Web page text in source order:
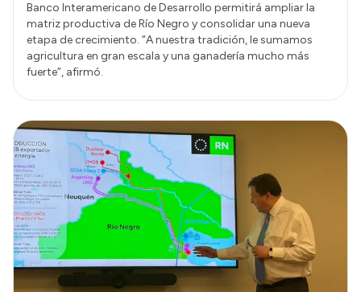
Banco Interamericano de Desarrollo permitirá ampliar la
matriz productiva de Río Negro y consolidar una nueva
etapa de crecimiento. “A nuestra tradición, le sumamos
agricultura en gran escala y una ganadería mucho más
fuerte”, afirmó.